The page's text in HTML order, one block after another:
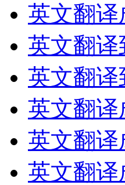
英文翻译
英文翻译
英文翻译
英文翻译
英文翻译
英文翻译